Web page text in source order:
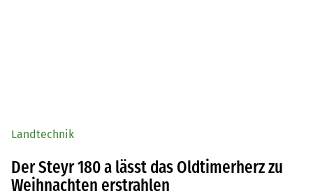
Landtechnik
Der Steyr 180 a lässt das Oldtimerherz zu
Weihnachten erstrahlen